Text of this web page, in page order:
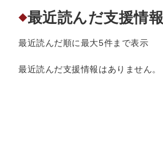
◆最近読んだ支援情報
最近読んだ順に最大5件まで表示
最近読んだ支援情報はありません。